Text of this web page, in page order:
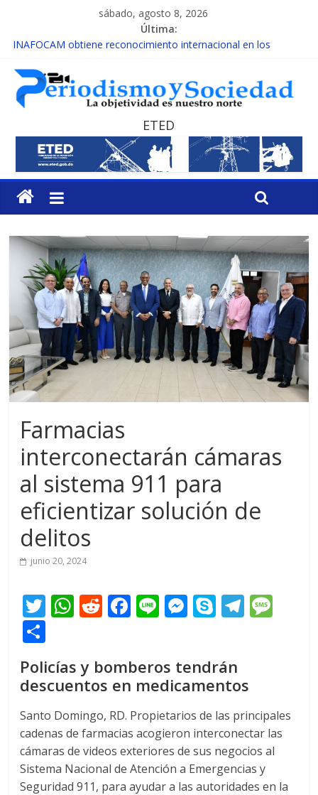
sábado, agosto 8, 2026
Última:
INAFOCAM obtiene reconocimiento internacional en los
15 de febrero de cada año es Día Nacional de la lucha contra el
cáncer infantil
EL ENFOQUE UNILATERAL DE LA COALICIÓN
MESCyT y Universidad Albizu apoyarán rehabilitación de
reclusos
MESCyT presenta calendario de Consulta Nacional por la
Educación
ETED
Farmacias
interconectarán cámaras
al sistema 911 para
eficientizar solución de
delitos
junio 20, 2024
T
er
W
s
A
p
p
R
di
t
F
b
o
o
k
Li M
e
n
g
er
S
p
e
T
a
m e
o
m
p
ar
ti
r
Policías y bomberos tendrán
descuentos en medicamentos
Santo Domingo, RD. Propietarios de las principales
cadenas de farmacias acogieron interconectar las
cámaras de videos exteriores de sus negocios al
Sistema Nacional de Atención a Emergencias y
Seguridad 911, para ayudar a las autoridades en la